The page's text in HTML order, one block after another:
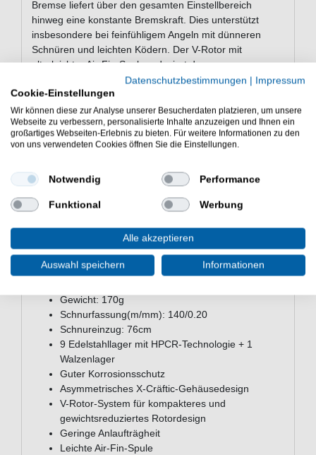
Bremse liefert über den gesamten Einstellbereich
hinweg eine konstante Bremskraft. Dies unterstützt
insbesondere bei feinfühligem Angeln mit dünneren
Schnüren und leichten Ködern. Der V-Rotor mit
ultraleichter Air-Fin-Spule reduziert das
Trägheitsmoment beim Startvorgang, was ein sanftes
Anlaufen der Rolle fördert. Zusätzlich verbessern das
Rocket Line Management System und die Rocket Spool
Lip Design-Technologie die Kontrolle über
unterschiedliche Schnurtypen. Durch diese
Forelle, Barsch oder Döbel.
Eigenschaften der Abu Garcia Zenon
X SP2000 Spinning Reel
Abu Garcia Rolle zum Spinnangeln
Gewicht: 170g
Schnurfassung(m/mm): 140/0.20
Schnureinzug: 76cm
9 Edelstahllager mit HPCR-Technologie + 1
Walzenlager
Guter Korrosionsschutz
Asymmetrisches X-Cräftic-Gehäusedesign
V-Rotor-System für kompakteres und
gewichtsreduziertes Rotordesign
Geringe Anlaufträgheit
Leichte Air-Fin-Spule
Datenschutzbestimmungen | Impressum
Cookie-Einstellungen
Wir können diese zur Analyse unserer Besucherdaten platzieren, um unsere
Webseite zu verbessern, personalisierte Inhalte anzuzeigen und Ihnen ein
großartiges Webseiten-Erlebnis zu bieten. Für weitere Informationen zu den
von uns verwendeten Cookies öffnen Sie die Einstellungen.
Notwendig Performance
Funktional Werbung
Alle akzeptieren
Auswahl speichern Informationen